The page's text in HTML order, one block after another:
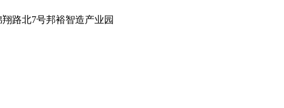
路北7号邦裕智造产业园